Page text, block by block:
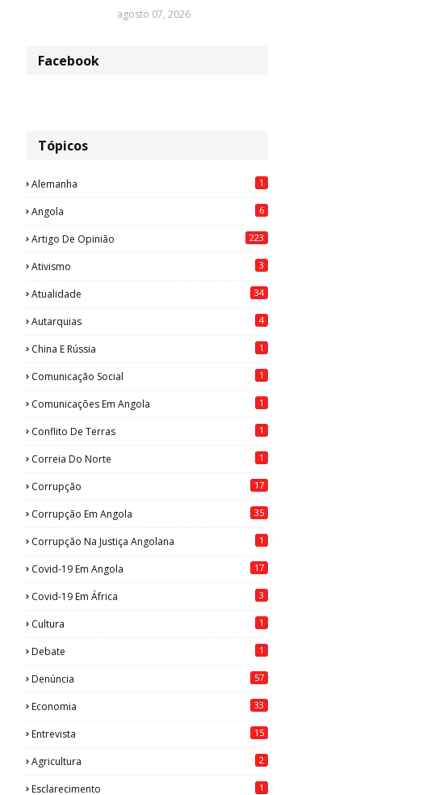
agosto 07, 2026
Facebook
Tópicos
Alemanha 1
Angola 6
Artigo De Opinião 223
Ativismo 3
Atualidade 34
Autarquias 4
China E Rússia 1
Comunicação Social 1
Comunicações Em Angola 1
Conflito De Terras 1
Correia Do Norte 1
Corrupção 17
Corrupção Em Angola 35
Corrupção Na Justiça Angolana 1
Covid-19 Em Angola 17
Covid-19 Em África 3
Cultura 1
Debate 1
Denúncia 57
Economia 33
Entrevista 15
Agricultura 2
Esclarecimento 1